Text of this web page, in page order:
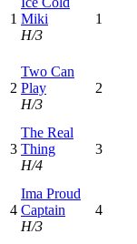
1 Miki
H/3
1
2
Two Can
Play
H/3
2
3
The Real
Thing
H/4
3
4
Ima Proud
Captain
H/3
4